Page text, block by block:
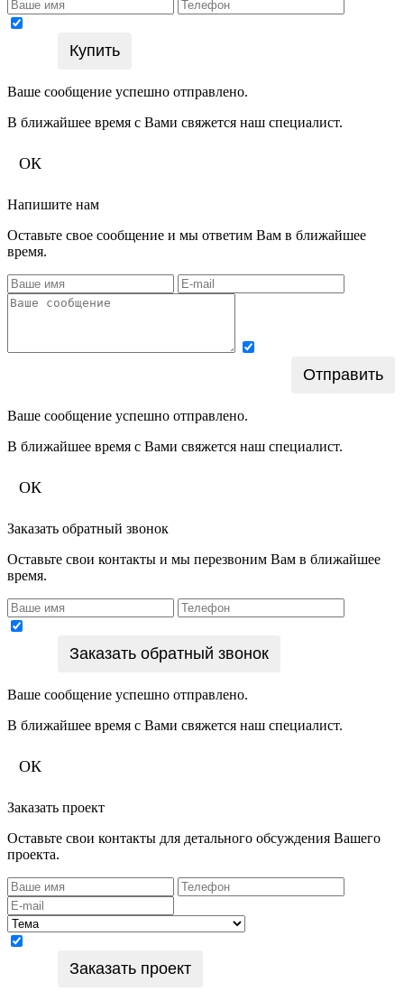
Купить
Ваше сообщение успешно отправлено.
В ближайшее время с Вами свяжется наш специалист.
ОК
Напишите нам
Оставьте свое сообщение и мы ответим Вам в ближайшее
время.
Отправить
Ваше сообщение успешно отправлено.
В ближайшее время с Вами свяжется наш специалист.
ОК
Заказать обратный звонок
Оставьте свои контакты и мы перезвоним Вам в ближайшее
время.
Заказать обратный звонок
Ваше сообщение успешно отправлено.
В ближайшее время с Вами свяжется наш специалист.
ОК
Заказать проект
Оставьте свои контакты для детального обсуждения Вашего
проекта.
Заказать проект